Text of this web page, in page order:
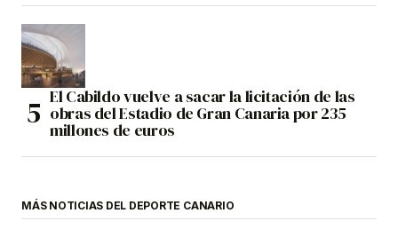
El Cabildo vuelve a sacar la licitación de las
obras del Estadio de Gran Canaria por 235
millones de euros
MÁS NOTICIAS DEL DEPORTE CANARIO